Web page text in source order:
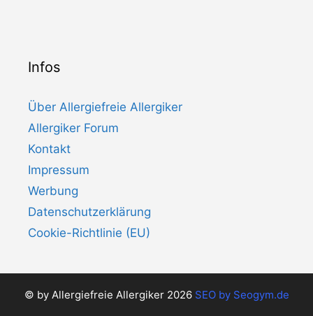
Infos
Über Allergiefreie Allergiker
Allergiker Forum
Kontakt
Impressum
Werbung
Datenschutzerklärung
Cookie-Richtlinie (EU)
© by Allergiefreie Allergiker 2026 SEO by Seogym.de